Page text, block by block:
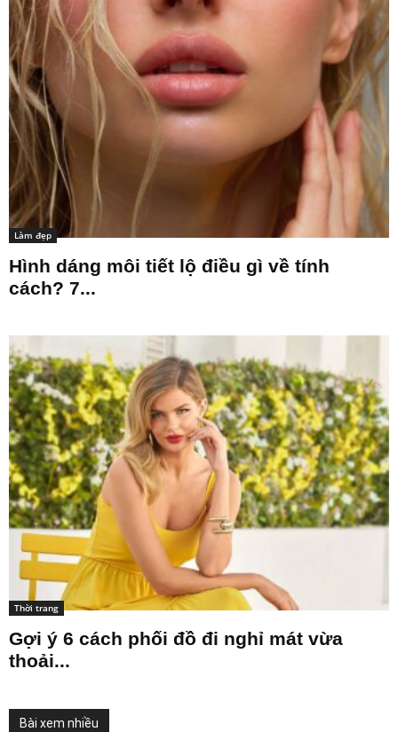
Làm đẹp
Hình dáng môi tiết lộ điều gì về tính
cách? 7...
Thời trang
Gợi ý 6 cách phối đồ đi nghỉ mát vừa
thoải...
Bài xem nhiều